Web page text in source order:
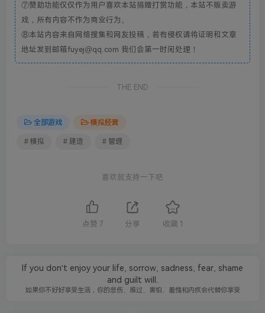
⑦赞助功能仅仅作为用户喜欢本站捐赠打赏功能，本站不贩卖游
戏，所有内容不作为商业行为。
⑧本站内容来自网络搜集和网友投稿，若有侵权请将证明和文章
地址发到邮箱fuyej@qq.com 我们会第一时间处理！
THE END
全部游戏 模拟经营
# 模拟 # 建造 # 管理
喜欢就支持一下吧
点赞 7 分享 收藏 1
If you don't enjoy your life, sorrow, sadness, fear, shame
and guilt will.
如果你不好好享受生活，你的悲伤、难过、害怕、羞愧和内疚会代替你享受